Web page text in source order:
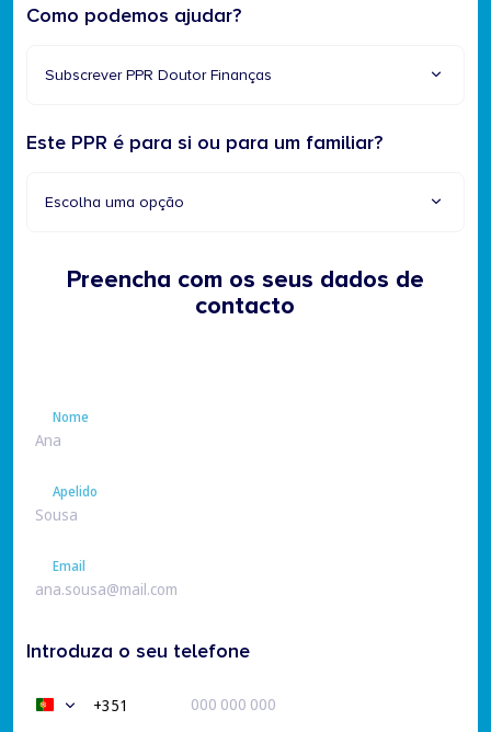
Como podemos ajudar?
Subscrever PPR Doutor Finanças
Este PPR é para si ou para um familiar?
Escolha uma opção
Preencha com os seus dados de
contacto
Nome
Apelido
Email
Introduza o seu telefone
Portugal+351